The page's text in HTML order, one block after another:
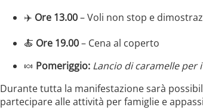
✈️ Ore 13.00– Voli non stop e
🍝 Ore 19.00– Cena al coperto
🍬 Pomeriggio: Lancio di caramelle per
Durante tutta la manifestazione sarà
partecipare alle attività per famiglie e